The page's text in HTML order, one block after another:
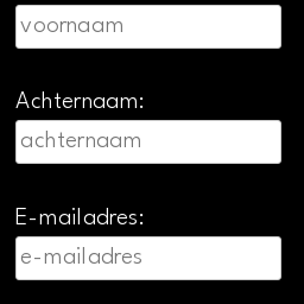
Achternaam:
E-mailadres: